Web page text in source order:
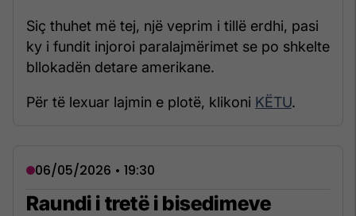
Siç thuhet më tej, një veprim i tillë erdhi, pasi
ky i fundit injoroi paralajmërimet se po shkelte
bllokadën detare amerikane.
Për të lexuar lajmin e plotë, klikoni KËTU.
06/05/2026 • 19:30
Raundi i tretë i bisedimeve